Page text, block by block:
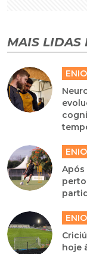
MAIS LIDAS
Após
hoje